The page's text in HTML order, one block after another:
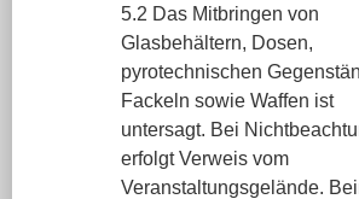
5.2 Das Mitbringen von
Glasbehältern, Dosen,
pyrotechnischen
Fackeln sowie Waffen ist
untersagt. Bei
erfolgt Verweis vom
Veranstaltungsgelände.